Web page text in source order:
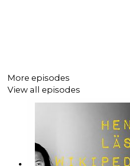
More episodes
View all episodes